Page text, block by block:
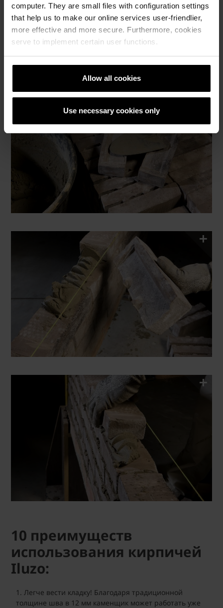
computer. They are small files with configuration settings
that help us to make our online services user-friendlier,
more effective and more secure. Furthermore, cookies
serve to implement certain user functions.
Allow all cookies
Use necessary cookies only
10 преимуществ
использования кирпичей
Iluzo:
Легче вести кладку! Благодаря традиционной
толщине шва в 12 мм каменщик может работать уже